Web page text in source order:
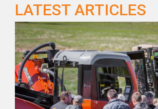
LATEST ARTICLES